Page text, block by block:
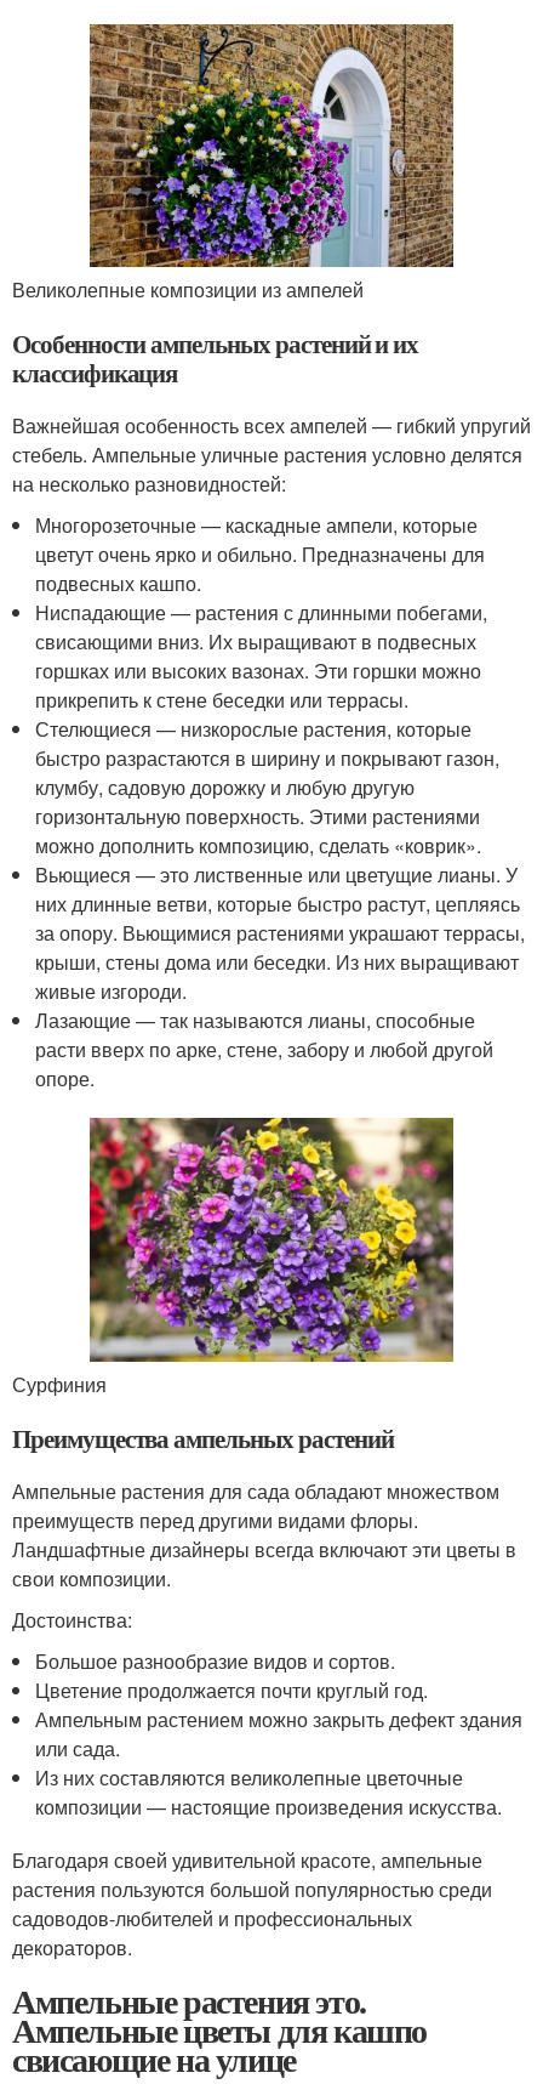
Великолепные композиции из ампелей
Особенности ампельных растений и их
классификация
Важнейшая особенность всех ампелей — гибкий упругий
стебель. Ампельные уличные растения условно делятся
на несколько разновидностей:
Многорозеточные — каскадные ампели, которые
цветут очень ярко и обильно. Предназначены для
подвесных кашпо.
Ниспадающие — растения с длинными побегами,
свисающими вниз. Их выращивают в подвесных
горшках или высоких вазонах. Эти горшки можно
прикрепить к стене беседки или террасы.
Стелющиеся — низкорослые растения, которые
быстро разрастаются в ширину и покрывают газон,
клумбу, садовую дорожку и любую другую
горизонтальную поверхность. Этими растениями
можно дополнить композицию, сделать «коврик».
Вьющиеся — это лиственные или цветущие лианы. У
них длинные ветви, которые быстро растут, цепляясь
за опору. Вьющимися растениями украшают террасы,
крыши, стены дома или беседки. Из них выращивают
живые изгороди.
Лазающие — так называются лианы, способные
расти вверх по арке, стене, забору и любой другой
опоре.
Сурфиния
Преимущества ампельных растений
Ампельные растения для сада обладают множеством
преимуществ перед другими видами флоры.
Ландшафтные дизайнеры всегда включают эти цветы в
свои композиции.
Достоинства:
Большое разнообразие видов и сортов.
Цветение продолжается почти круглый год.
Ампельным растением можно закрыть дефект здания
или сада.
Из них составляются великолепные цветочные
композиции — настоящие произведения искусства.
Благодаря своей удивительной красоте, ампельные
растения пользуются большой популярностью среди
садоводов-любителей и профессиональных
декораторов.
Ампельные растения это.
Ампельные цветы для кашпо
свисающие на улице